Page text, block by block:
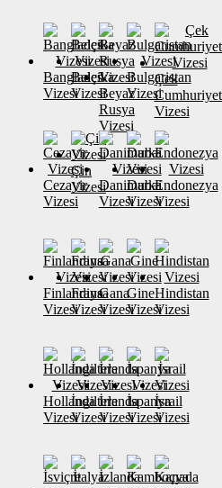
Banglades
Vizesi
Belçika
VizesiBeyaz
Rusya
Vizesi
Bulgaristan
Vizesi
Çek
Vizesi
Cezayir
Vizesi
Çin
VizesiDanimarka
Vizesi
Dubai
Vizesi
Endonezya
Vizesi
Finlandiya
Vizesi
Fransa
Vizesi
Gana
Vizesi
Gine
Vizesi
Hindistan
Vizesi
Hollanda
Vizesi
İngiltere
Vizesi
İrlanda
Vizesi
İspanya
Vizesi
İsrail
Vizesi